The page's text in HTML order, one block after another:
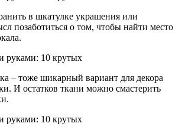
в шкатулке украшения или
позаботиться о том, чтобы найти место
– тоже шикарный вариант для декора
И остатков ткани можно смастерить